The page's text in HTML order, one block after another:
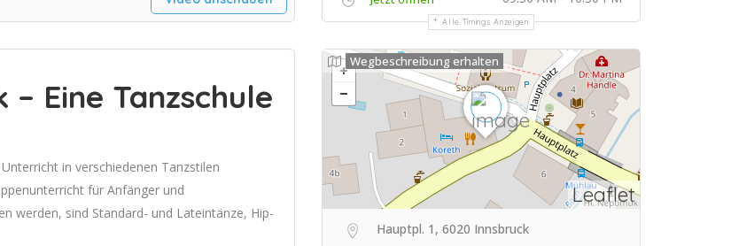
Eine Tanzschule
in verschiedenen Tanzstilen
für Anfänger und
werden, sind Standard- und Lateintänze, Hip-
Alle Timings Anzeigen
Leaflet
Wegbeschreibung erhalten
Hauptpl. 1, 6020 Innsbruck